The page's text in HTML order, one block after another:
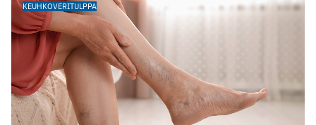
KEUHKOVERITULPPA